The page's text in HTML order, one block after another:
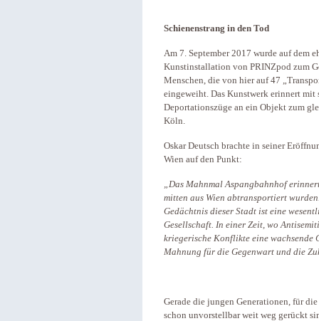
Schienenstrang in den Tod
Am 7. September 2017 wurde auf dem
Kunstinstallation von PRINZpod zum
Menschen, die von hier auf 47
eingeweiht. Das Kunstwerk erinnert mit
Deportationszüge an ein Objekt zum
Köln.
Oskar Deutsch brachte in seiner
Wien auf den Punkt:
„Das Mahnmal Aspangbahnhof
mitten aus Wien abtransportiert
Gedächtnis dieser Stadt ist eine
Gesellschaft. In einer Zeit, wo
kriegerische Konflikte eine wachsende
Mahnung für die Gegenwart und die
Gerade die jungen Generationen, für
schon unvorstellbar weit weg gerückt